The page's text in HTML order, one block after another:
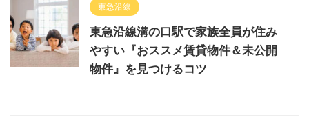
東急沿線
東急沿線溝の口駅で家族全員が住み
やすい『おススメ賃貸物件＆未公開
物件』を見つけるコツ